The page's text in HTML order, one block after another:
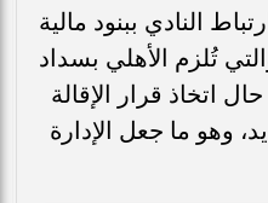
النادي ببنود مالية
تُلزم الأهلي بسداد
اتخاذ قرار الإقالة
وهو ما جعل الإدارة